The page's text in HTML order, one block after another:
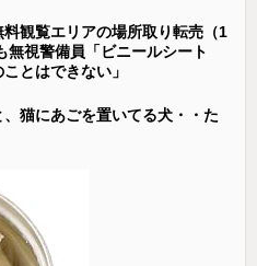
観覧エリアの場所取り転売（1
視警備員「ビニールシート
とはできない」
、猫にあごを置いてる犬・・た